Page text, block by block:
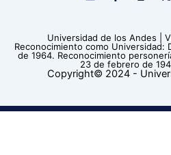
o
p
e
o
o
k
-
f
g
r
a
m
t
e
r
Universidad de los Andes |
Reconocimiento como Universidad:
de 1964. Reconocimiento
23 de febrero de
Copyright© 2024 -